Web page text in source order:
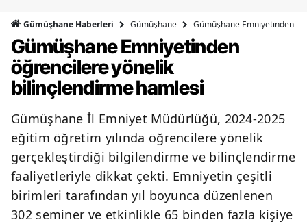
Bingöl
Bitlis
Bolu
Burdur
Bursa
Çanakkale
Çankırı
Gümüşhane Haberleri Gümüşhane Gümüşhane Emniyetinden
Gümüşhane Emniyetinden
öğrencilere yönelik
bilinçlendirme hamlesi
Gümüşhane İl Emniyet Müdürlüğü, 2024-2025
eğitim öğretim yılında öğrencilere yönelik
gerçekleştirdiği bilgilendirme ve bilinçlendirme
faaliyetleriyle dikkat çekti. Emniyetin çeşitli
birimleri tarafından yıl boyunca düzenlenen
302 seminer ve etkinlikle 65 binden fazla kişiye